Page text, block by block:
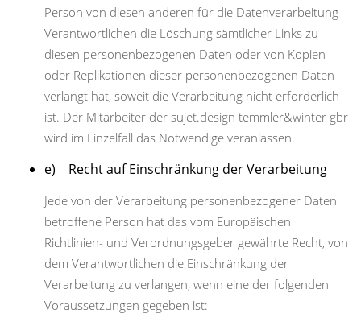
Person von diesen anderen für die Datenverarbeitung
Verantwortlichen die Löschung sämtlicher Links zu
diesen personenbezogenen Daten oder von Kopien
oder Replikationen dieser personenbezogenen Daten
verlangt hat, soweit die Verarbeitung nicht erforderlich
ist. Der Mitarbeiter der sujet.design temmler&winter gbr
wird im Einzelfall das Notwendige veranlassen.
e) Recht auf Einschränkung der Verarbeitung
Jede von der Verarbeitung personenbezogener Daten
betroffene Person hat das vom Europäischen
Richtlinien- und Verordnungsgeber gewährte Recht, von
dem Verantwortlichen die Einschränkung der
Verarbeitung zu verlangen, wenn eine der folgenden
Voraussetzungen gegeben ist: